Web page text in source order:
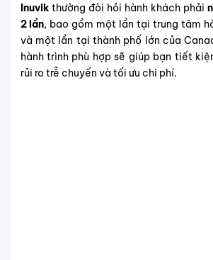
Inuvikthường đòi hỏi hành khách phải
2 lần, bao gồm một lần tại trung tâm
và một lần tại thành phố lớn của
hành trình phù hợp sẽ giúp bạn tiết
rủi ro trễ chuyến và tối ưu chi phí.